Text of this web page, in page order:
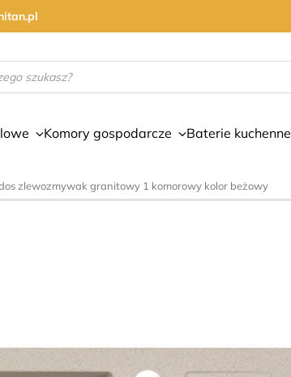
Komory gospodarcze Baterie kuchenne
zlewozmywak granitowy 1 komorowy kolor beżowy